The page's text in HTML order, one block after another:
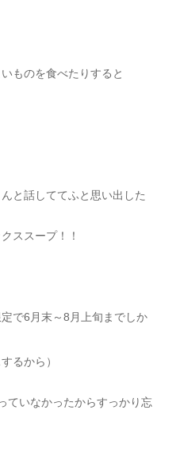
ものを食べたりすると
と話しててふと思い出した
ススープ！！
で6月末～8月上旬までしか
るから）
ていなかったからすっかり忘